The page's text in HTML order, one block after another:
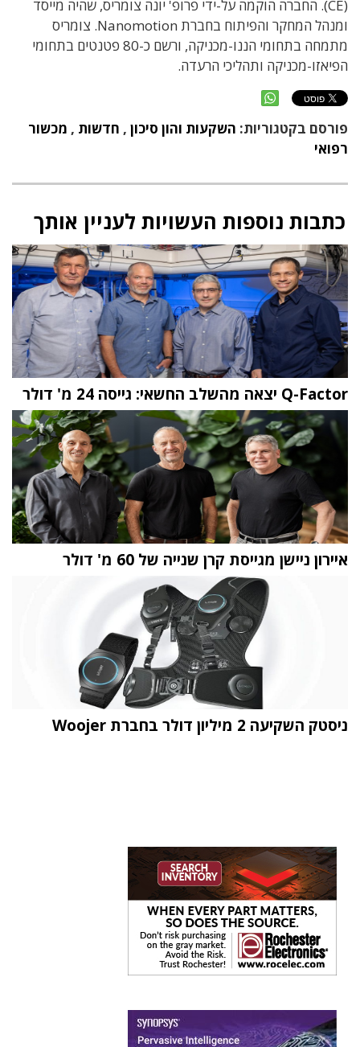
(CE). החברה הוקמה על-ידי פרופ' יונה צומריס, שהיה מייסד
ומנהל המחקר והפיתוח בחברת Nanomotion. צומריס
מתמחה בתחומי הננו-מכניקה, ורשם כ-80 פטנטים בתחומי
הפיאזו-מכניקה ותהליכי הרעדה.
פורסם בקטגוריות: השקעות והון סיכון , חדשות , מכשור
רפואי
כתבות נוספות העשויות לעניין אותך
Q-Factor יצאה מהשלב החשאי: גייסה 24 מ' דולר
איירון ניישן מגייסת קרן שנייה של 60 מ' דולר
ניסטק השקיעה 2 מיליון דולר בחברת Woojer